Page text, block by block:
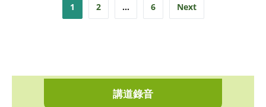
pagination
1 2 … 6 Next
講道錄音